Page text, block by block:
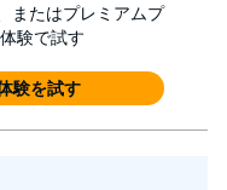
またはプレミアムプ
験で試す
験を試す